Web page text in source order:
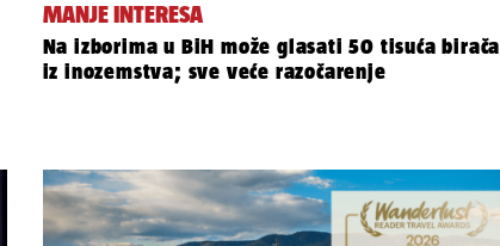
MANJE INTERESA
Na izborima u BiH može glasati 50 tisuća birača
iz inozemstva; sve veće razočarenje